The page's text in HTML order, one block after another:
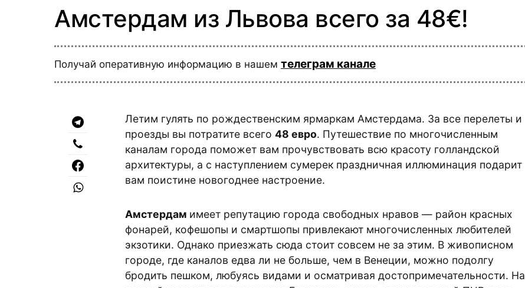
Амстердам из Львова всего за 48€!
Получай оперативную информацию в нашем телеграм канале
Летим гулять по рождественским ярмаркам Амстердама. За все перелеты и
проезды вы потратите всего 48 евро. Путешествие по многочисленным
каналам города поможет вам прочувствовать всю красоту голландской
архитектуры, а с наступлением сумерек праздничная иллюминация подарит
вам поистине новогоднее настроение.
Амстердам имеет репутацию города свободных нравов — район красных
фонарей, кофешопы и смартшопы привлекают многочисленных любителей
экзотики. Однако приезжать сюда стоит совсем не за этим. В живописном
городе, где каналов едва ли не больше, чем в Венеции, можно подолгу
бродить пешком, любуясь видами и осматривая достопримечательности. На